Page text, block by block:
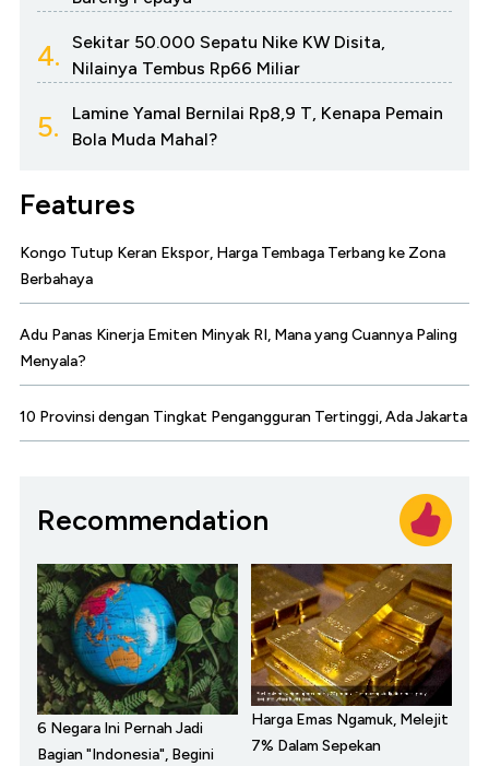
4.
Sekitar 50.000 Sepatu Nike KW Disita,
Nilainya Tembus Rp66 Miliar
5.
Lamine Yamal Bernilai Rp8,9 T, Kenapa Pemain
Bola Muda Mahal?
Features
Kongo Tutup Keran Ekspor, Harga Tembaga Terbang ke Zona
Berbahaya
Adu Panas Kinerja Emiten Minyak RI, Mana yang Cuannya Paling
Menyala?
10 Provinsi dengan Tingkat Pengangguran Tertinggi, Ada Jakarta
Recommendation
6 Negara Ini Pernah Jadi
Bagian "Indonesia", Begini
Harga Emas Ngamuk, Melejit
7% Dalam Sepekan